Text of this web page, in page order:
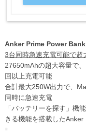
Anker Prime Power
3台同時急速充電可能で超
27650mAhの超大容量で
回以上充電可能
合計最大250W出力で、
同時に急速充電
「バッテリーを探す」機
きる機能を搭載した